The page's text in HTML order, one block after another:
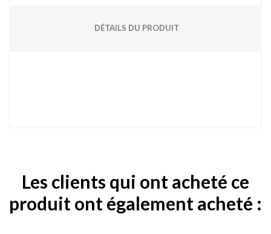
DÉTAILS DU PRODUIT
Les clients qui ont acheté ce
produit ont également acheté :